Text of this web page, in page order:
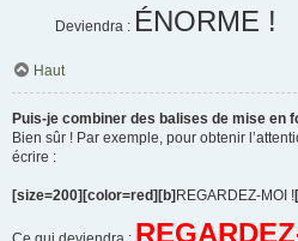
Deviendra : ÉNORME !
Haut
Puis-je combiner des balises de mise en
Bien sûr ! Par exemple, pour obtenir
écrire :
[size=200][color=red][b]REGARDEZ-MOI !